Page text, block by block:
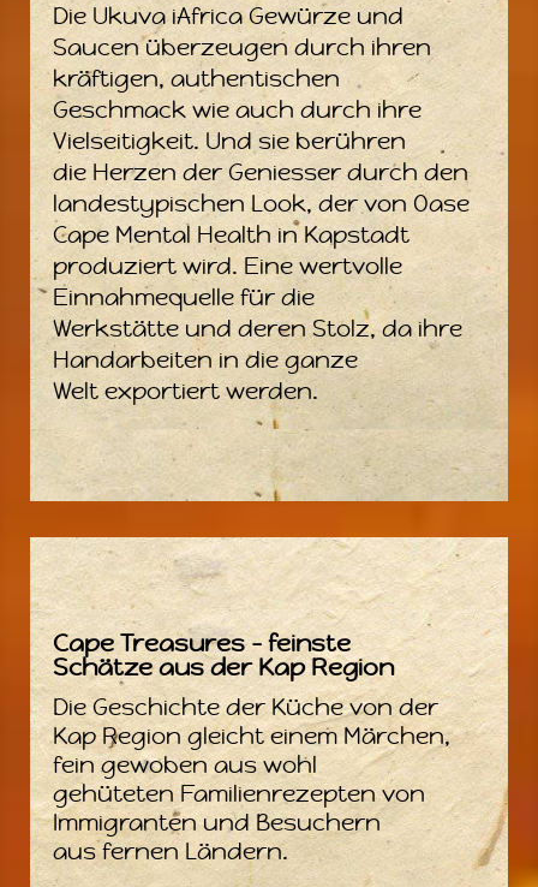
Die Ukuva iAfrica Gewürze und
Saucen überzeugen durch ihren
kräftigen, authentischen
Geschmack wie auch durch ihre
Vielseitigkeit. Und sie berühren
die Herzen der Geniesser durch den
landestypischen Look, der von Oase
Cape Mental Health in Kapstadt
produziert wird. Eine wertvolle
Einnahmequelle für die
Werkstätte und deren Stolz, da ihre
Handarbeiten in die ganze
Welt exportiert werden.
Cape Treasures – feinste
Schätze aus der Kap Region
Die Geschichte der Küche von der
Kap Region gleicht einem Märchen,
fein gewoben aus wohl
gehüteten Familienrezepten von
Immigranten und Besuchern
aus fernen Ländern.